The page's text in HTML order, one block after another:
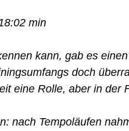
min
kann, gab es
doch
eine Rolle, aber in der
nach Tempoläufen